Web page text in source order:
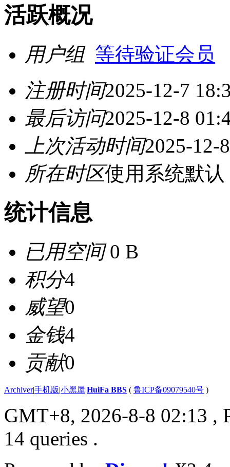
活跃概况
用户组 等待验证会员
注册时间2025-12-7
最后访问2025-12-8
上次活动时间2025-12-
所在时区使用系统默认
统计信息
已用空间0 B
积分4
威望0
金钱4
贡献0
Archiver|手机版|小黑屋|HuiFa BBS ( 鲁ICP备09079540号 )
GMT+8, 2026-8-8 02:13 ,
14 queries .